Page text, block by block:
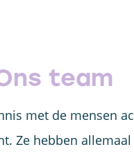
team
met de mensen
Ze hebben